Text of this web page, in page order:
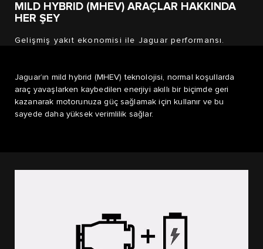
MILD HYBRID (MHEV) ARAÇLAR HAKKINDA
HER ŞEY
Gelişmiş yakıt ekonomisi ile Jaguar performansı.
Jaguar’ın mild hybrid (MHEV) teknolojisi, normal koşullarda
araç yavaşlarken kaybedilen enerjiyi akıllı bir biçimde geri
kazanarak motorunuza güç sağlamak için kullanır ve bu
sayede daha yüksek verimlilik sağlar.